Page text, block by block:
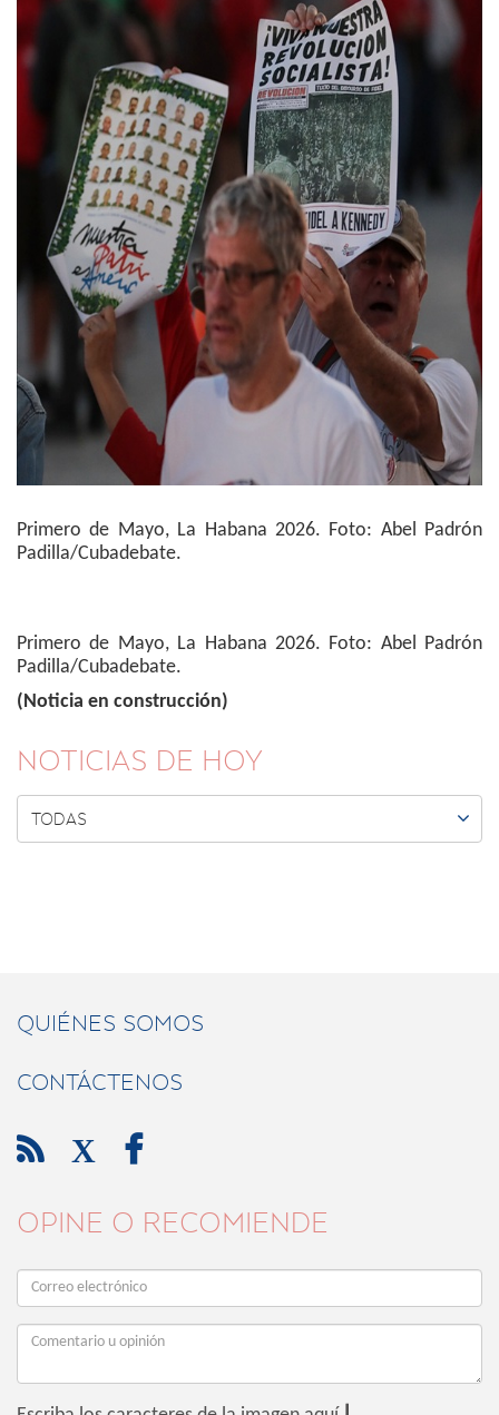
Primero de Mayo, La Habana 2026. Foto: Abel Padrón
Padilla/Cubadebate.
Primero de Mayo, La Habana 2026. Foto: Abel Padrón
Padilla/Cubadebate.
(Noticia en construcción)
NOTICIAS DE HOY
TODAS 
QUIÉNES SOMOS
CONTÁCTENOS
 X 
OPINE O RECOMIENDE